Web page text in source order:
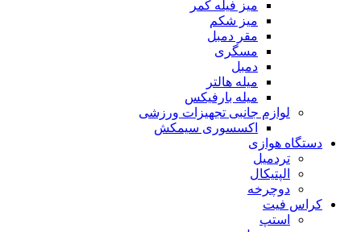
میز فیله کمر
میز شکم
مقر دمبل
مسگری
دمبل
میله هالتر
میله بارفیکس
لوازم جانبی تجهیزات ورزشی
اکسسوری سیمکش
دستگاه هوازی
تردمیل
الپتیکال
دوچرخه
کراس فیت
استپ